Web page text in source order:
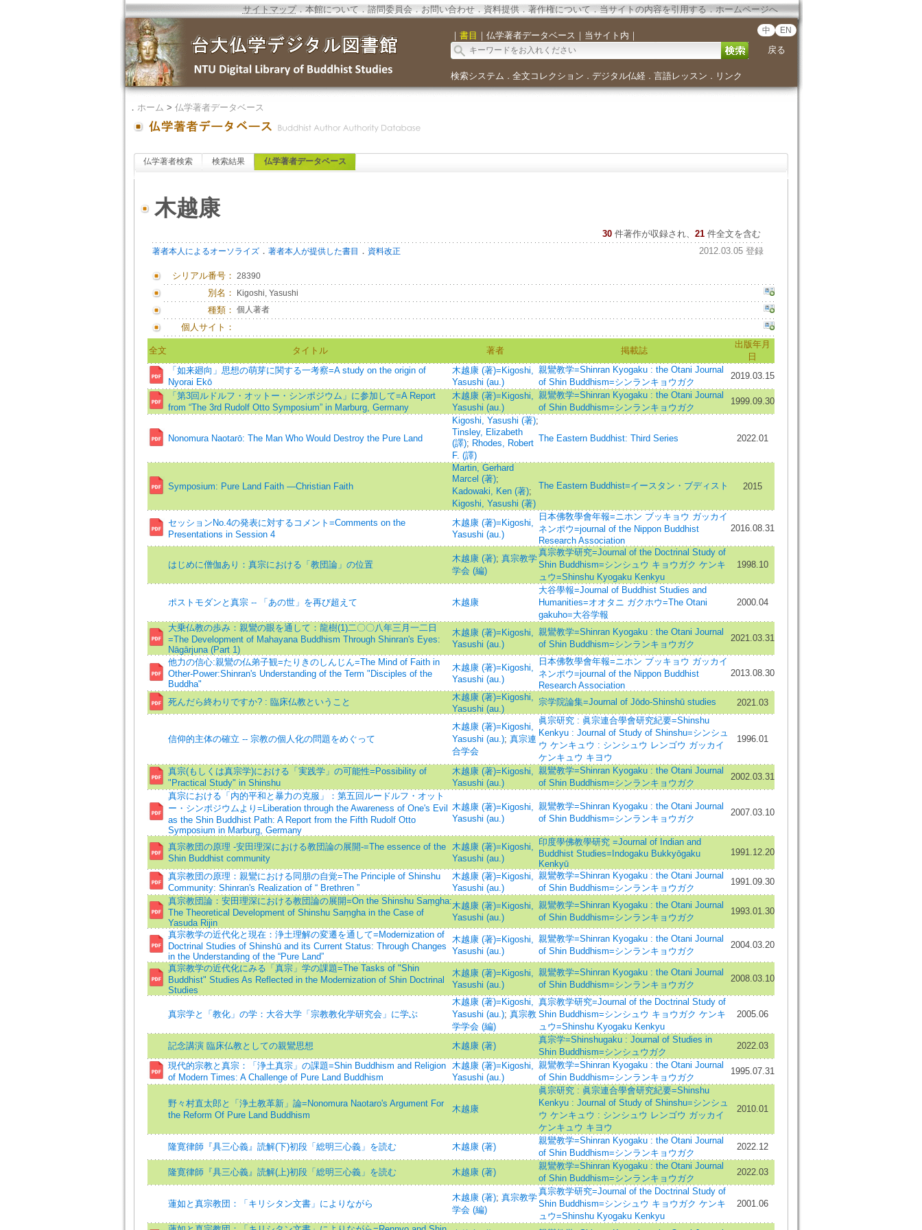
サイトマップ．本館について．諮問委員会． お問い合わせ． 資料提供．著作権について．当サイトの内容を引用する．ホームページへ
｜ 書目 ｜ 仏学著者データベース ｜ 当サイト内 ｜ 中 EN
戻る
検索システム ． 全文コレクション ． デジタル仏経． 言語レッスン ． リンク
． ホーム > 仏学著者データベース
仏学著者検索 検索結果 仏学著者データベース
木越康
30 件著作が収録され、 21件全文を含む
著者本人によるオーソライズ． 著者本人が提供した書目 ． 資料改正 2012.03.05 登録
シリアル番号： 28390
別名： Kigoshi, Yasushi
種類： 個人著者
個人サイト：
全文 タイトル 著者 掲載誌
出版年月
日
「如来廻向」思想の萌芽に関する一考察=A study on the origin of
Nyorai Ekō
木越康 (著)=Kigoshi,
Yasushi (au.)
親鸞教学=Shinran Kyogaku : the Otani Journal
of Shin Buddhism=シンランキョウガク
2019.03.15
「第3回ルドルフ・オットー・シンポジウム」に参加して=A Report
from “The 3rd Rudolf Otto Symposium” in Marburg, Germany
木越康 (著)=Kigoshi,
Yasushi (au.)
親鸞教学=Shinran Kyogaku : the Otani Journal
of Shin Buddhism=シンランキョウガク
1999.09.30
Nonomura Naotarō: The Man Who Would Destroy the Pure Land
Kigoshi, Yasushi (著);
Tinsley, Elizabeth
(譯); Rhodes, Robert
F. (譯)
The Eastern Buddhist: Third Series 2022.01
Symposium: Pure Land Faith ―Christian Faith
Martin, Gerhard
Marcel (著);
Kadowaki, Ken (著);
Kigoshi, Yasushi (著)
The Eastern Buddhist=イースタン・ブディスト 2015
セッションNo.4の発表に対するコメント=Comments on the
Presentations in Session 4
木越康 (著)=Kigoshi,
Yasushi (au.)
日本佛敎學會年報=ニホン ブッキョウ ガッカイ
ネンポウ=journal of the Nippon Buddhist
Research Association
2016.08.31
はじめに僧伽あり：真宗における「教団論」の位置
木越康 (著); 真宗教学
学会 (編)
真宗教学研究=Journal of the Doctrinal Study of
Shin Buddhism=シンシュウ キョウガク ケンキ
ュウ=Shinshu Kyogaku Kenkyu
1998.10
ポストモダンと真宗 -- 「あの世」を再び超えて 木越康
大谷學報=Journal of Buddhist Studies and
Humanities=オオタニ ガクホウ=The Otani
gakuho=大谷学報
2000.04
大乗仏教の歩み：親鸞の眼を通して：龍樹(1)二〇〇八年三月一二日
=The Development of Mahayana Buddhism Through Shinran's Eyes:
Nāgārjuna (Part 1)
木越康 (著)=Kigoshi,
Yasushi (au.)
親鸞教学=Shinran Kyogaku : the Otani Journal
of Shin Buddhism=シンランキョウガク
2021.03.31
他力の信心:親鸞の仏弟子観=たりきのしんじん=The Mind of Faith in
Other-Power:Shinran's Understanding of the Term "Disciples of the
Buddha"
木越康 (著)=Kigoshi,
Yasushi (au.)
日本佛敎學會年報=ニホン ブッキョウ ガッカイ
ネンポウ=journal of the Nippon Buddhist
Research Association
2013.08.30
死んだら終わりですか? : 臨床仏教ということ
木越康 (著)=Kigoshi,
Yasushi (au.)
宗学院論集=Journal of Jōdo-Shinshū studies 2021.03
信仰的主体の確立 -- 宗教の個人化の問題をめぐって
木越康 (著)=Kigoshi,
Yasushi (au.); 真宗連
合学会
眞宗研究 : 眞宗連合學會研究紀要=Shinshu
Kenkyu : Journal of Study of Shinshu=シンシュ
ウ ケンキュウ : シンシュウ レンゴウ ガッカイ
ケンキュウ キヨウ
1996.01
真宗(もしくは真宗学)における「実践学」の可能性=Possibility of
"Practical Study" in Shinshu
木越康 (著)=Kigoshi,
Yasushi (au.)
親鸞教学=Shinran Kyogaku : the Otani Journal
of Shin Buddhism=シンランキョウガク
2002.03.31
真宗における「内的平和と暴力の克服」：第五回ルードルフ・オット
ー・シンポジウムより=Liberation through the Awareness of One's Evil
as the Shin Buddhist Path: A Report from the Fifth Rudolf Otto
Symposium in Marburg, Germany
木越康 (著)=Kigoshi,
Yasushi (au.)
親鸞教学=Shinran Kyogaku : the Otani Journal
of Shin Buddhism=シンランキョウガク
2007.03.10
真宗教団の原理 -安田理深における教団論の展開-=The essence of the
Shin Buddhist community
木越康 (著)=Kigoshi,
Yasushi (au.)
印度學佛教學研究 =Journal of Indian and
Buddhist Studies=Indogaku Bukkyōgaku
Kenkyū
1991.12.20
真宗教団の原理：親鸞における同朋の自覚=The Principle of Shinshu
Community: Shinran's Realization of “ Brethren ”
木越康 (著)=Kigoshi,
Yasushi (au.)
親鸞教学=Shinran Kyogaku : the Otani Journal
of Shin Buddhism=シンランキョウガク
1991.09.30
真宗教団論：安田理深における教団論の展開=On the Shinshu Saṃgha:
The Theoretical Development of Shinshu Saṃgha in the Case of
Yasuda Rijin
木越康 (著)=Kigoshi,
Yasushi (au.)
親鸞教学=Shinran Kyogaku : the Otani Journal
of Shin Buddhism=シンランキョウガク
1993.01.30
真宗教学の近代化と現在：浄土理解の変遷を通して=Modernization of
Doctrinal Studies of Shinshū and its Current Status: Through Changes
in the Understanding of the “Pure Land”
木越康 (著)=Kigoshi,
Yasushi (au.)
親鸞教学=Shinran Kyogaku : the Otani Journal
of Shin Buddhism=シンランキョウガク
2004.03.20
真宗教学の近代化にみる「真宗」学の課題=The Tasks of "Shin
Buddhist" Studies As Reflected in the Modernization of Shin Doctrinal
Studies
木越康 (著)=Kigoshi,
Yasushi (au.)
親鸞教学=Shinran Kyogaku : the Otani Journal
of Shin Buddhism=シンランキョウガク
2008.03.10
真宗学と「教化」の学：大谷大学「宗教教化学研究会」に学ぶ
木越康 (著)=Kigoshi,
Yasushi (au.); 真宗教
学学会 (編)
真宗教学研究=Journal of the Doctrinal Study of
Shin Buddhism=シンシュウ キョウガク ケンキ
ュウ=Shinshu Kyogaku Kenkyu
2005.06
記念講演 臨床仏教としての親鸞思想 木越康 (著)
真宗学=Shinshugaku : Journal of Studies in
Shin Buddhism=シンシュウガク
2022.03
現代的宗教と真宗：「浄土真宗」の課題=Shin Buddhism and Religion
of Modern Times: A Challenge of Pure Land Buddhism
木越康 (著)=Kigoshi,
Yasushi (au.)
親鸞教学=Shinran Kyogaku : the Otani Journal
of Shin Buddhism=シンランキョウガク
1995.07.31
野々村直太郎と「浄土教革新」論=Nonomura Naotaro's Argument For
the Reform Of Pure Land Buddhism
木越康
眞宗研究 : 眞宗連合學會研究紀要=Shinshu
Kenkyu : Journal of Study of Shinshu=シンシュ
ウ ケンキュウ : シンシュウ レンゴウ ガッカイ
ケンキュウ キヨウ
2010.01
隆寛律師『具三心義』読解(下)初段「総明三心義」を読む 木越康 (著)
親鸞教学=Shinran Kyogaku : the Otani Journal
of Shin Buddhism=シンランキョウガク
2022.12
隆寛律師『具三心義』読解(上)初段「総明三心義」を読む 木越康 (著)
親鸞教学=Shinran Kyogaku : the Otani Journal
of Shin Buddhism=シンランキョウガク
2022.03
蓮如と真宗教団：「キリシタン文書」によりながら
木越康 (著); 真宗教学
学会 (編)
真宗教学研究=Journal of the Doctrinal Study of
Shin Buddhism=シンシュウ キョウガク ケンキ
ュウ=Shinshu Kyogaku Kenkyu
2001.06